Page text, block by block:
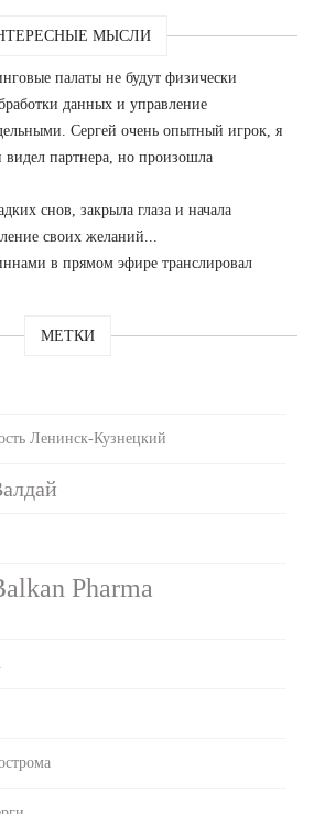
МЫСЛИ
палаты не будут физически
данных и управление
Сергей очень опытный игрок, я
видел партнера, но произошла
снов, закрыла глаза и начала
своих желаний...
в прямом эфире транслировал
МЕТКИ
Ленинск-Кузнецкий
Pharma